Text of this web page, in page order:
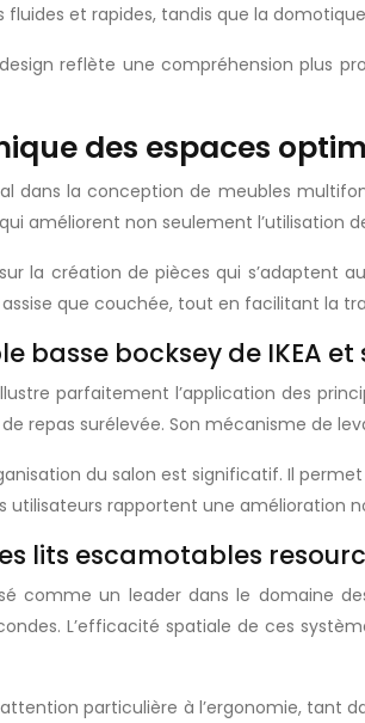
et rapides, tandis que la
reflète une compréhension plus
des espaces
dans la conception de meubles
améliorent non seulement l’utilisation
la création de pièces qui s’adaptent
que couchée, tout en facilitant la
basse bocksey de IKEA
illustre parfaitement l’application des
repas surélevée. Son mécanisme de
du salon est significatif. Il
utilisateurs rapportent une
lits escamotables
comme un leader dans le domaine
L’efficacité spatiale de ces
particulière à l’ergonomie, tant